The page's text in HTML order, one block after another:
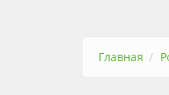
Главная